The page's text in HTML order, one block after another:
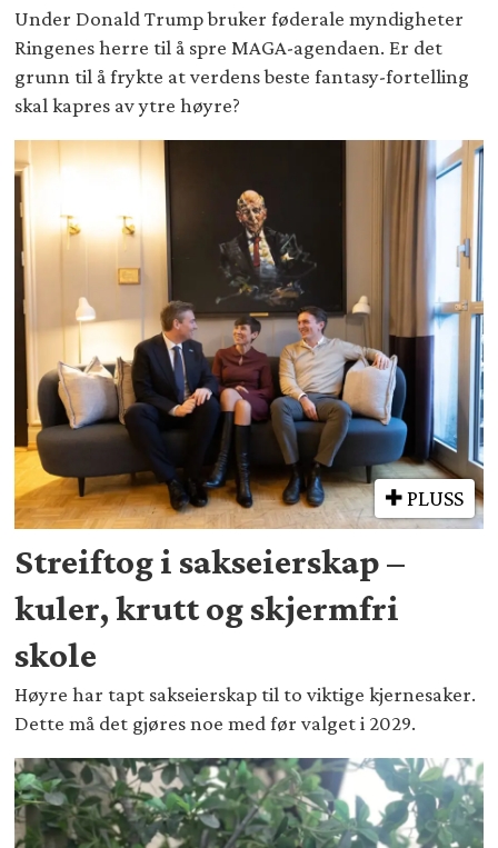
Under Donald Trump bruker føderale myndigheter
Ringenes herre til å spre MAGA-agendaen. Er det
grunn til å frykte at verdens beste fantasy-fortelling
skal kapres av ytre høyre?
PLUSS
Streiftog i sakseierskap –
kuler, krutt og skjermfri
skole
Høyre har tapt sakseierskap til to viktige kjernesaker.
Dette må det gjøres noe med før valget i 2029.